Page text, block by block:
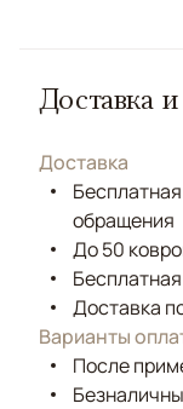
Доставка
Доставка
обращения
До 50
Доставка
Варианты
После